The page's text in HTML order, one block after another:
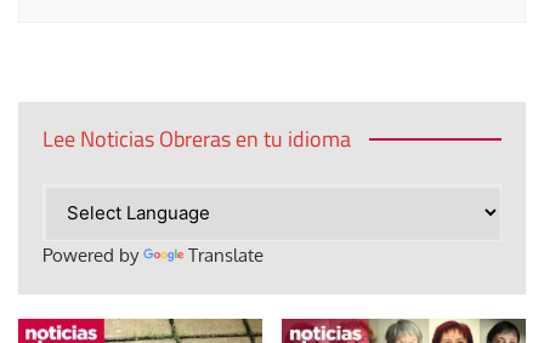
Lee Noticias Obreras en tu idioma
Powered by Translate